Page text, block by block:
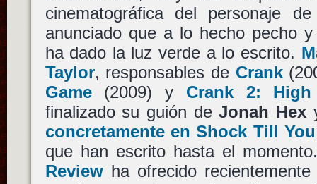
cinematográfica del personaje
anunciado que a lo hecho pecho
ha dado la luz verde a lo escrito.
Taylor, responsables de Crank
Game(2009) y Crank 2: High
finalizado su guión deJonah Hex
concretamente en Shock Till
que han escrito hasta el
Reviewha ofrecido